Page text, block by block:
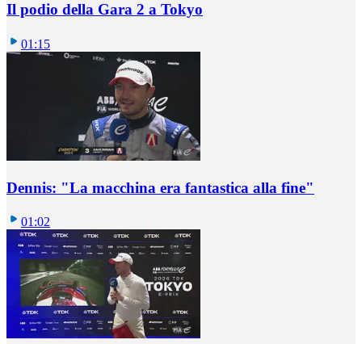
Il podio della Gara 2 a Tokyo
01:15
Dennis: "La macchina era fantastica alla fine"
01:02